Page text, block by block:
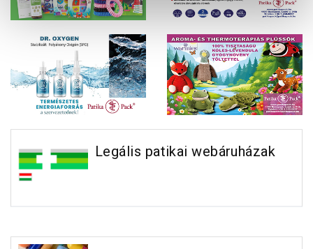
Legális patikai webáruházak